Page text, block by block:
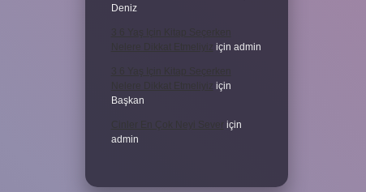
Deniz
3 6 Yaş Için Kitap Seçerken
Nelere Dikkat Etmeliyiz için admin
3 6 Yaş Için Kitap Seçerken
Nelere Dikkat Etmeliyiz için
Başkan
Cinler En Çok Neyi Sever için
admin